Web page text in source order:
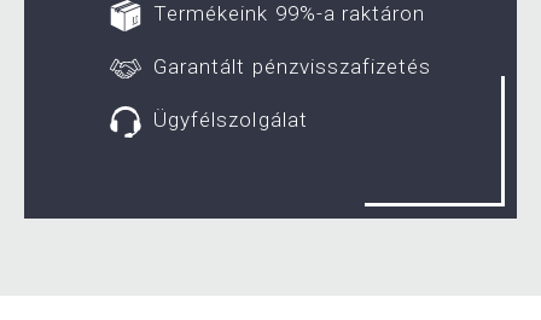
Termékeink 99%-a raktáron
Garantált pénzvisszafizetés
Ügyfélszolgálat